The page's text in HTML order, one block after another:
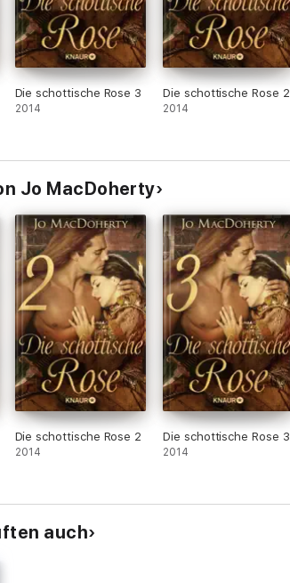
Die schottische Rose 3
2014
Die schottische Rose 2
2014
Jo MacDoherty
Die schottische Rose 2
2014
Die schottische Rose 3
2014
auch